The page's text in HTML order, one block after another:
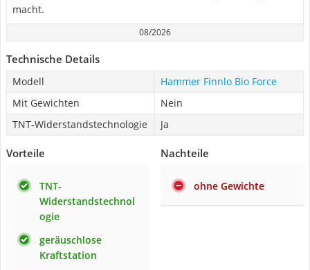
macht.
08/2026
Technische Details
Modell
Hammer Finnlo Bio Force
Mit Gewichten
Nein
TNT-Widerstandstechnologie
Ja
Vorteile
TNT-
Widerstandstechnol
ogie
geräuschlose
Kraftstation
Nachteile
ohne Gewichte